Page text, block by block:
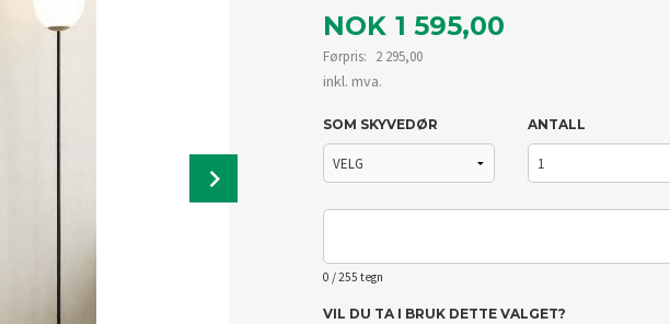
Tilbud
NOK 1 595,00
Førpris: 2 295,00
Rabatt
inkl. mva.
SOM SKYVEDØR ANTALL
0 / 255 tegn
VIL DU TA I BRUK DETTE VALGET?